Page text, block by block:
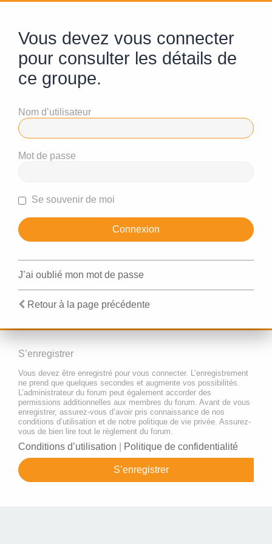
Vous devez vous connecter
pour consulter les détails de
ce groupe.
Nom d’utilisateur
Mot de passe
Se souvenir de moi
J’ai oublié mon mot de passe
Retour à la page précédente
S’enregistrer
Vous devez être enregistré pour vous connecter. L’enregistrement
ne prend que quelques secondes et augmente vos possibilités.
L’administrateur du forum peut également accorder des
permissions additionnelles aux membres du forum. Avant de vous
enregistrer, assurez-vous d’avoir pris connaissance de nos
conditions d’utilisation et de notre politique de vie privée. Assurez-
vous de bien lire tout le règlement du forum.
Conditions d’utilisation Politique de confidentialité
S’enregistrer